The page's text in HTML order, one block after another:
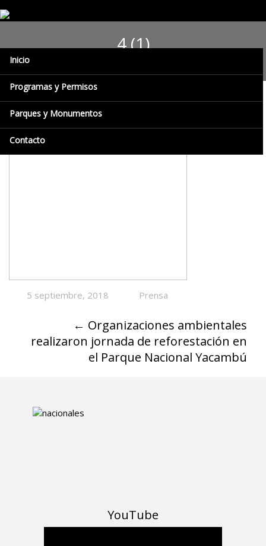
Inicio
Programas y Permisos
Parques y Monumentos
Contacto
4 (1)
5 septiembre, 2018 Prensa
← Organizaciones ambientales
realizaron jornada de reforestación en
el Parque Nacional Yacambú
YouTube